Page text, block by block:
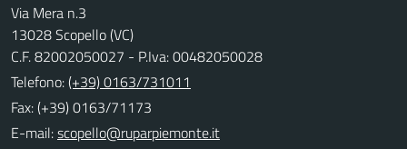
Via Mera n.3
13028 Scopello (VC)
C.F. 82002050027 - P.Iva: 00482050028
Telefono:(+39) 0163/731011
Fax: (+39) 0163/71173
E-mail: